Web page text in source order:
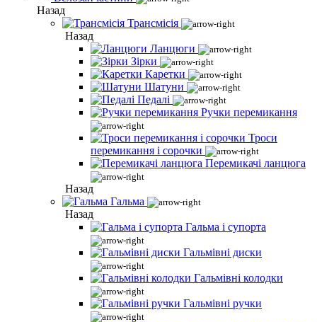
Назад
Трансмісія
Назад
Ланцюги
Зірки
Каретки
Шатуни
Педалі
Ручки перемикання
Троси
перемикання і сорочки
Перемикачі ланцюга
Назад
Гальма
Назад
Гальма і супорта
Гальмівні диски
Гальмівні колодки
Гальмівні ручки